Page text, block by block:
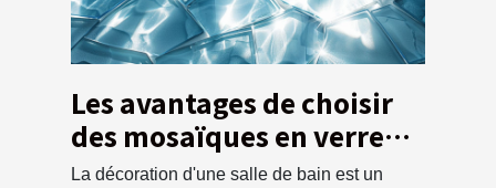
Les avantages de choisir
des mosaïques en verre
pour la salle de bain
La décoration d'une salle de bain est un